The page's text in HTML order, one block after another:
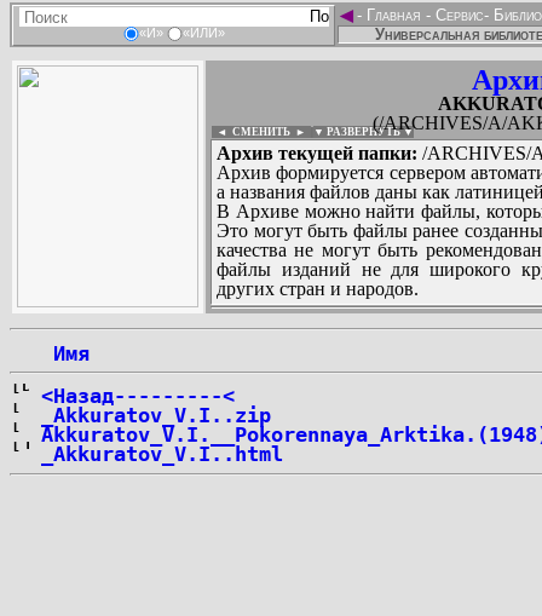
«И» «ИЛИ»
◄- Главная - Сервис-
Универсальная
(/ARCHIVES/A/
◄ СМЕНИТЬ ► ▼ РАЗВЕРНУТЬ ▼
Архив текущей папки: /ARCHIVES/
Архив формируется сервером
а названия файлов даны как
В Архиве можно найти файлы,
Это могут быть файлы ранее
качества не могут быть
файлы изданий не для широкого
других стран и народов.
Имя
<Назад---------<
_Akkuratov_V.I..zip
_Akkuratov_V.I..html